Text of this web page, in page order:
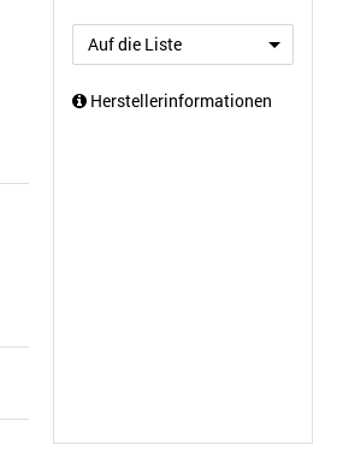
Auf die Liste
Herstellerinformationen